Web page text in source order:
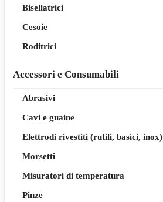
Bisellatrici
Cesoie
Roditrici
Accessori e Consumabili
Abrasivi
Cavi e guaine
Elettrodi rivestiti (rutili, basici, inox)
Morsetti
Misuratori di temperatura
Pinze